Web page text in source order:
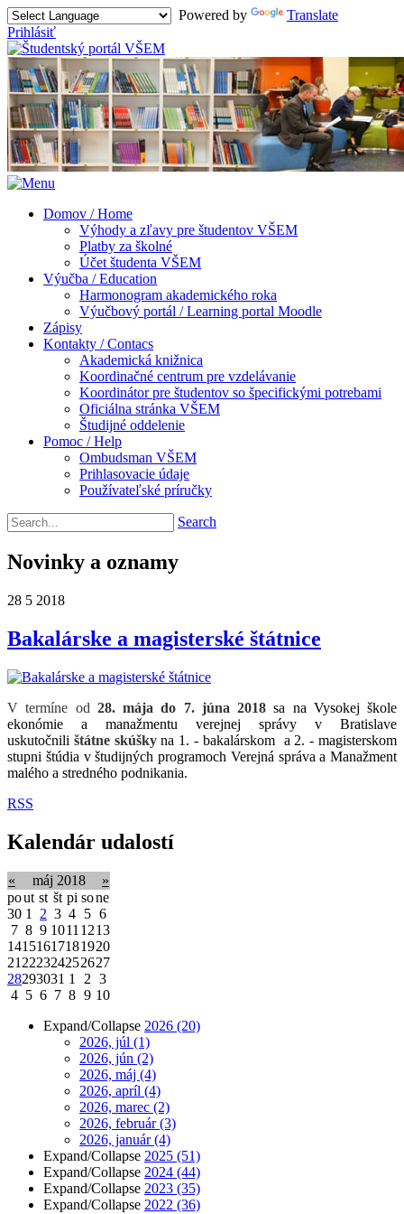
Powered by
Translate
Prihlásiť
Domov / Home
Výhody a zľavy pre študentov VŠEM
Platby za školné
Účet študenta VŠEM
Výučba / Education
Harmonogram akademického roka
Výučbový portál / Learning portal Moodle
Zápisy
Kontakty / Contacs
Akademická knižnica
Koordinačné centrum pre vzdelávanie
Koordinátor pre študentov so špecifickými potrebami
Oficiálna stránka VŠEM
Študijné oddelenie
Pomoc / Help
Ombudsman VŠEM
Prihlasovacie údaje
Používateľské príručky
Search
Novinky a oznamy
28 5 2018
Bakalárske a magisterské štátnice
V termíne od 28. mája do 7. júna 2018 sa na Vysokej škole
ekonómie a manažmentu verejnej správy v Bratislave
uskutočnili štátne skúškyna 1. - bakalárskom a 2. - magisterskom
stupni štúdia v študijných programoch Verejná správa a Manažment
malého a stredného podnikania.
RSS
Kalendár udalostí
« máj 2018
»
pout st št pi sone
30 1 2 3 4 5 6
7 8 9 10111213
14151617181920
21222324252627
28293031 1 2 3
4 5 6 7 8 9 10
Expand/Collapse 2026 (20)
2026, júl (1)
2026, jún (2)
2026, máj (4)
2026, apríl (4)
2026, marec (2)
2026, február(3)
2026, január(4)
Expand/Collapse 2025 (51)
Expand/Collapse 2024 (44)
Expand/Collapse 2023 (35)
Expand/Collapse 2022 (36)